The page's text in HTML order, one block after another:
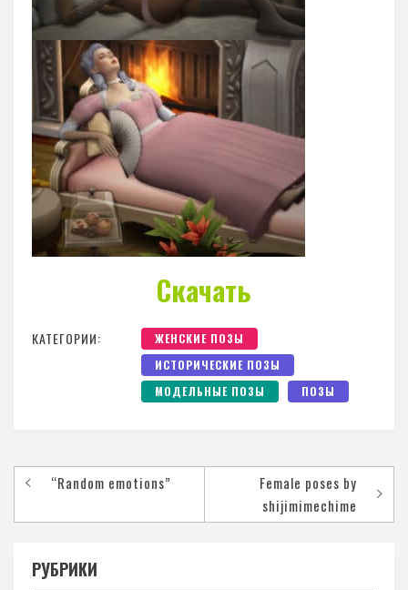
Скачать
КАТЕГОРИИ:
ЖЕНСКИЕ ПОЗЫ
ИСТОРИЧЕСКИЕ ПОЗЫ
МОДЕЛЬНЫЕ ПОЗЫ
ПОЗЫ
“Random emotions”
Female poses by
shijimimechime
РУБРИКИ